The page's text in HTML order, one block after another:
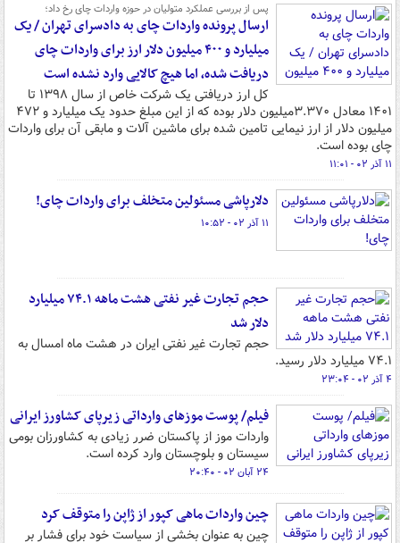
پس از بررسی عملکرد متولیان در حوزه واردات چای رخ داد؛
ارسال پرونده واردات چای به دادسرای تهران / یک
میلیارد و ۴۰۰ میلیون دلار ارز برای واردات چای
دریافت شده، اما هیچ کالایی وارد نشده است
کل ارز دریافتی یک شرکت خاص از سال ۱۳۹۸ تا
۱۴۰۱ معادل ۳.۳۷۰میلیون دلار بوده که از این مبلغ حدود یک میلیارد و ۴۷۲
میلیون دلار از ارز نیمایی تامین شده برای ماشین آلات و مابقی آن برای واردات
چای بوده است.
۱۱ آذر ۰۲ - ۱۱:۰۱
دلارپاشی مسئولین متخلف برای واردات چای!
۱۱ آذر ۰۲ - ۱۰:۵۲
حجم تجارت غیر نفتی هشت ماهه ۷۴.۱ میلیارد
دلار شد
حجم تجارت غیر نفتی ایران در هشت ماه امسال به
۷۴.۱ میلیارد دلار رسید.
۴ آذر ۰۲ - ۲۳:۰۴
فیلم/ پوست موزهای وارداتی زیرپای کشاورز ایرانی
واردات موز از پاکستان ضرر زیادی به کشاورزان بومی
سیستان و بلوچستان وارد کرده است.
۲۴ آبان ۰۲ - ۲۰:۴۰
چین واردات ماهی کپور از ژاپن را متوقف کرد
چین به عنوان بخشی از سیاست خود برای فشار بر